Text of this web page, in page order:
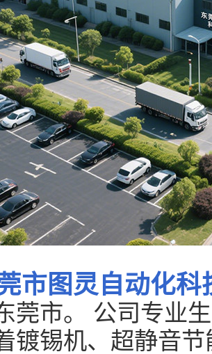
图灵自动化科
莞市。 公司专业
镀锡机、超静音